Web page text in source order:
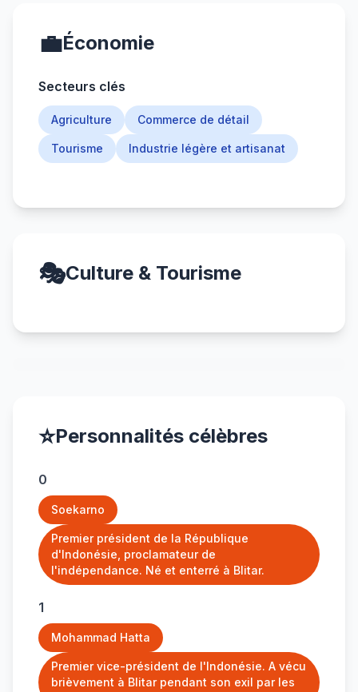
💼Économie
Secteurs clés
Agriculture Commerce de détail
Tourisme Industrie légère et artisanat
🎭Culture & Tourisme
⭐Personnalités célèbres
0
Soekarno
Premier président de la République
d'Indonésie, proclamateur de
l'indépendance. Né et enterré à Blitar.
1
Mohammad Hatta
Premier vice-président de l'Indonésie. A vécu
brièvement à Blitar pendant son exil par les